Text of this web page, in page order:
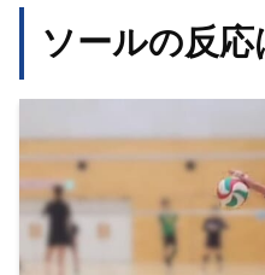
ソールの反